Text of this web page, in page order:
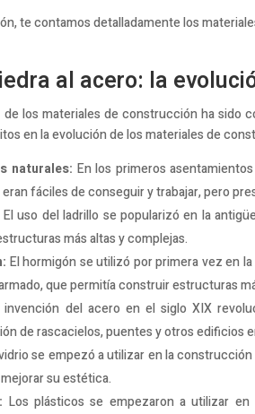
te contamos detalladamente los
al acero: la
los materiales de construcción ha sido
en la evolución de los materiales de
naturales: En los primeros
fáciles de conseguir y trabajar, pero
El uso del ladrillo se popularizó en la
más altas y complejas.
El hormigón se utilizó por primera vez en
que permitía construir estructuras
invención del acero en el siglo XIX
de rascacielos, puentes y otros edificios
se empezó a utilizar en la
su estética.
Los plásticos se empezaron a utilizar